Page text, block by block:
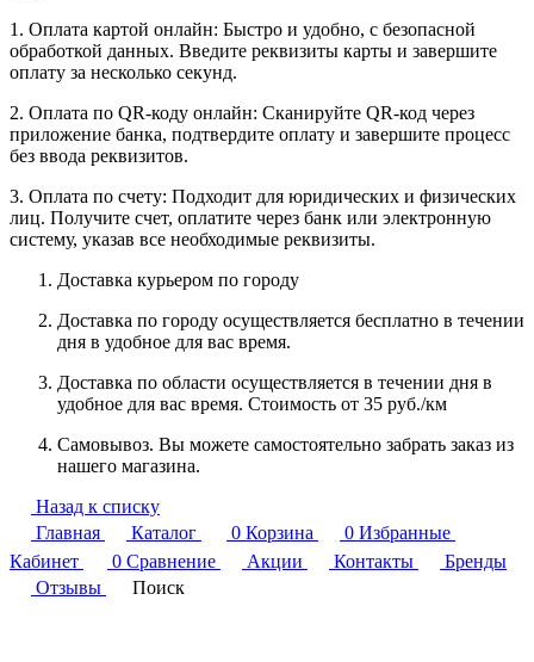
1. Оплата картой онлайн: Быстро и удобно, с безопасной
обработкой данных. Введите реквизиты карты и завершите
оплату за несколько секунд.
2. Оплата по QR-коду онлайн: Сканируйте QR-код через
приложение банка, подтвердите оплату и завершите процесс
без ввода реквизитов.
3. Оплата по счету: Подходит для юридических и физических
лиц. Получите счет, оплатите через банк или электронную
систему, указав все необходимые реквизиты.
Доставка курьером по городу
Доставка по городу осуществляется бесплатно в течении
дня в удобное для вас время.
Доставка по области осуществляется в течении дня в
удобное для вас время. Стоимость от 35 руб./км
Самовывоз. Вы можете самостоятельно забрать заказ из
нашего магазина.
Назад к списку
Главная
Каталог 0 Корзина 0 Избранные
Кабинет
0 Сравнение Акции Контакты
Бренды
Отзывы
Поиск